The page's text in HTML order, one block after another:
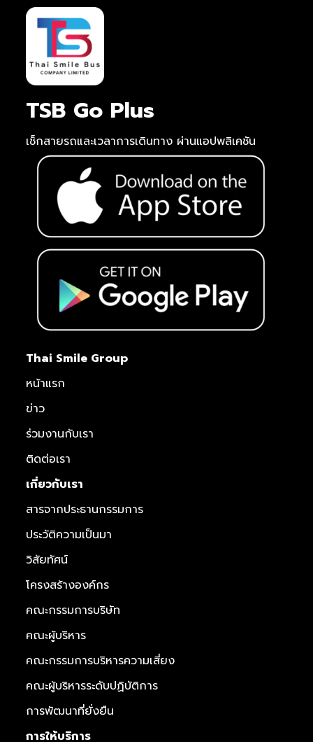
TSB Go Plus
เช็กสายรถและเวลาการเดินทาง ผ่านแอปพลิเคชัน
Thai Smile Group
หน้าแรก
ข่าว
ร่วมงานกับเรา
ติดต่อเรา
เกี่ยวกับเรา
สารจากประธานกรรมการ
ประวัติความเป็นมา
วิสัยทัศน์
โครงสร้างองค์กร
คณะกรรมการบริษัท
คณะผู้บริหาร
คณะกรรมการบริหารความเสี่ยง
คณะผู้บริหารระดับปฏิบัติการ
การพัฒนาที่ยั่งยืน
การให้บริการ